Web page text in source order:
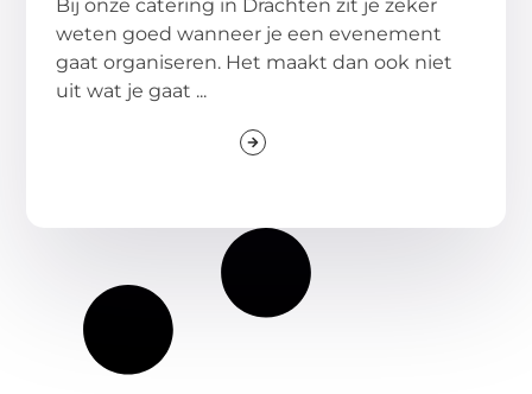
Bij onze catering in Drachten zit je zeker
weten goed wanneer je een evenement
gaat organiseren. Het maakt dan ook niet
uit wat je gaat ...